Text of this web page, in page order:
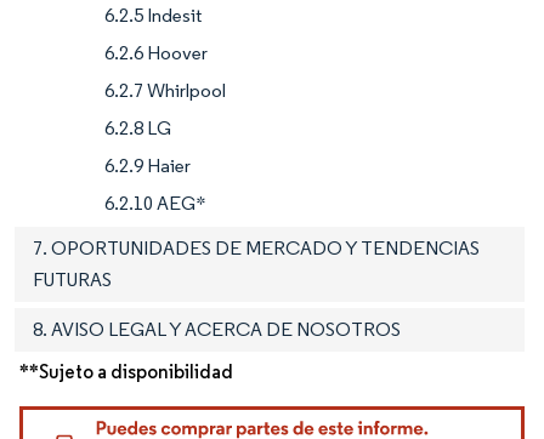
6.2.5 Indesit
6.2.6 Hoover
6.2.7 Whirlpool
6.2.8 LG
6.2.9 Haier
6.2.10 AEG*
7. OPORTUNIDADES DE MERCADO Y TENDENCIAS
FUTURAS
8. AVISO LEGAL Y ACERCA DE NOSOTROS
**Sujeto a disponibilidad